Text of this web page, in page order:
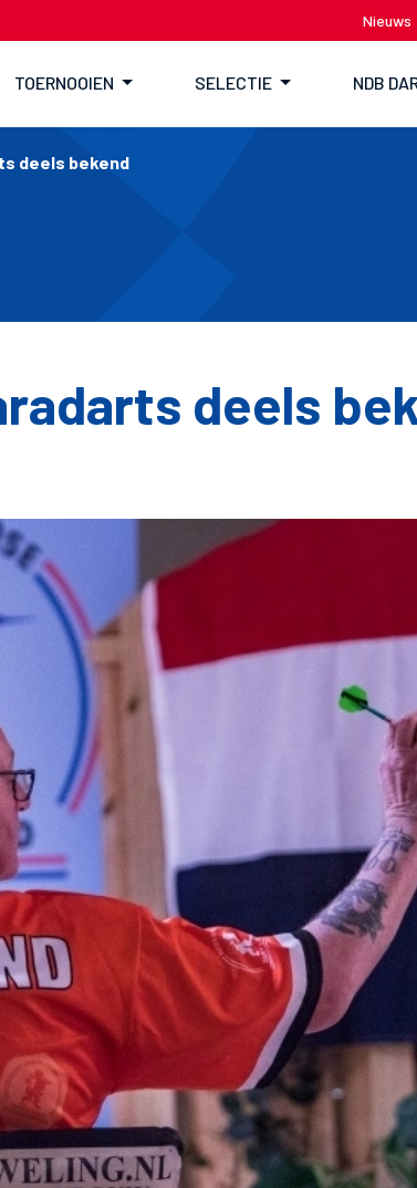
Nieuws
TOERNOOIEN SELECTIE NDB
deels bekend
deels